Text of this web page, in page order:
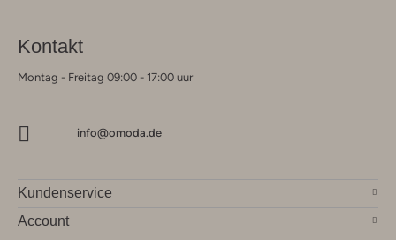
Kontakt
Montag - Freitag 09:00 - 17:00 uur
info@omoda.de
Kundenservice
Account